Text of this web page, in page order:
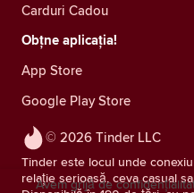
© 2026 Tinder LLC
Tinder este locul unde
relație serioasă, ceva casual
Carduri Cadou
Obțne aplicația!
App Store
Google Play Store
Avem grijă de